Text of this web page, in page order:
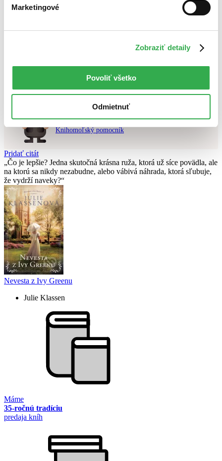
Marketingové
Zobraziť detaily
Povoliť všetko
Odmietnuť
Najlacnejšie
Najvyššia zľava
Nebol nájdenýžiadny titulvyhovujúci zadaným podmienkam.
Skúste prosím zmeniť vyhľadávaný výraz.
Chcete poradiť knihu?
Náš pomocník Sherlock vám ju s radosťou vypátra!
Knihomoľský pomocník
Pridať citát
Čo je lepšie? Jedna skutočná krásna ruža, ktorá už síce povädla, ale
na ktorú sa nikdy nezabudne, alebo vábivá náhrada, ktorá sľubuje,
že vydrží naveky?
Nevesta z Ivy Greenu
Julie Klassen
Máme
35-ročnú tradíciu
predaja kníh